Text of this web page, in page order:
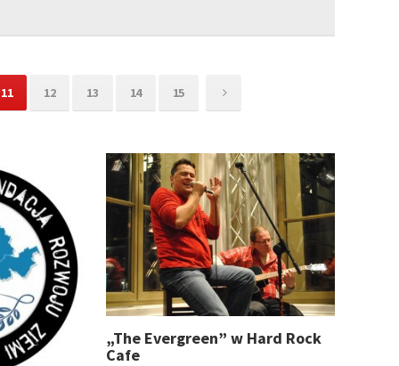
11 12 13 14 15
„The Evergreen” w Hard Rock
Cafe